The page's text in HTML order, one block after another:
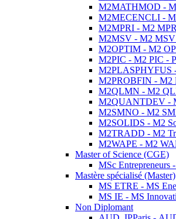
M2MATHMOD -
M2MECENCLI -
M2MPRI - M2
M2MSV - M2 MSV
M2OPTIM - M2
M2PIC - M2 PIC -
M2PLASPHYFUS -
M2PROBFIN - M2
M2QLMN - M2
M2QUANTDEV -
M2SMNO - M2
M2SOLIDS - M2
M2TRADD - M2
M2WAPE - M2
Master of Science (CGE)
MSc Entrepreneurs
Mastère spécialisé (Master)
MS ETRE - MS
MS IE - MS
Non Diplomant